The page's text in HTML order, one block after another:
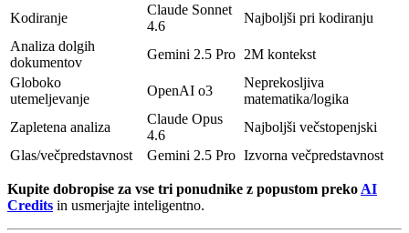
Kodiranje
Claude Sonnet
4.6
Najboljši pri kodiranju
Analiza dolgih
dokumentov
Gemini 2.5 Pro 2M kontekst
Globoko
utemeljevanje
OpenAI o3
Neprekosljiva
matematika/logika
Zapletena analiza
Claude Opus
4.6
Najboljši večstopenjski
Glas/večpredstavnost
Gemini 2.5 Pro Izvorna večpredstavnost
Kupite dobropise za vse tri ponudnike z popustom preko AI
Credits in usmerjajte inteligentno.